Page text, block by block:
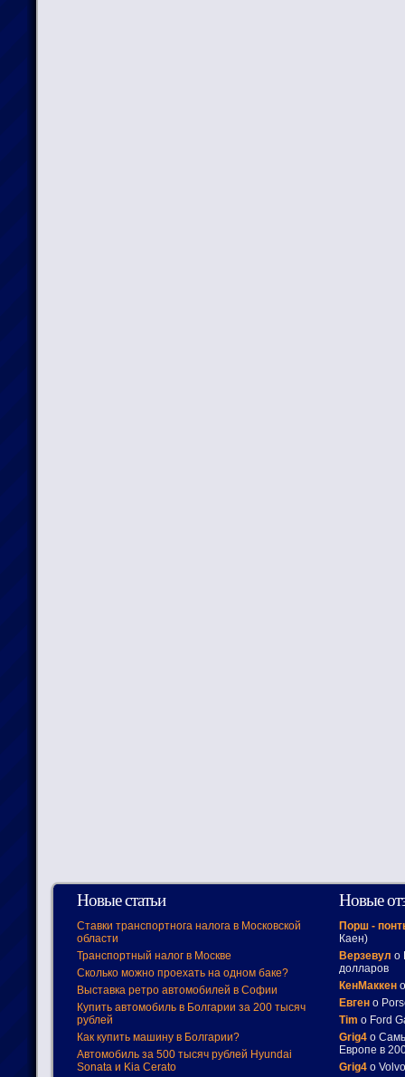
Новые статьи
Ставки транспортнога налога в Московской
области
Транспортный налог в Москве
Сколько можно проехать на одном баке?
Выставка ретро автомобилей в Софии
Купить автомобиль в Болгарии за 200 тысяч
рублей
Как купить машину в Болгарии?
Автомобиль за 500 тысяч рублей Hyundai
Sonata и Kia Cerato
Новые
Порш -
Каен)
Верзевул о
долларов
КенМаккен
Евген о
Tim о Ford
Grig4 о
Европе в
Grig4 о